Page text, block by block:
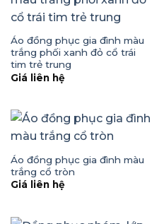
Áo đồng phục gia đình màu
trắng phối xanh đỏ cổ trái
tim trẻ trung
Giá liên hệ
Áo đồng phục gia đình màu
trắng cổ tròn
Giá liên hệ